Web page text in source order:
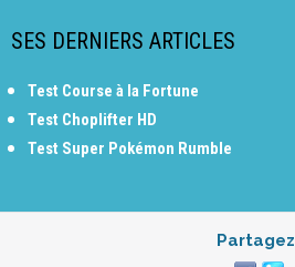
SES DERNIERS ARTICLES
Test Course à la Fortune
Test Choplifter HD
Test Super Pokémon Rumble
Partagez